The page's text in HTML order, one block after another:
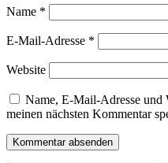
Name *
E-Mail-Adresse *
Website
Name, E-Mail-Adresse und
meinen nächsten Kommentar